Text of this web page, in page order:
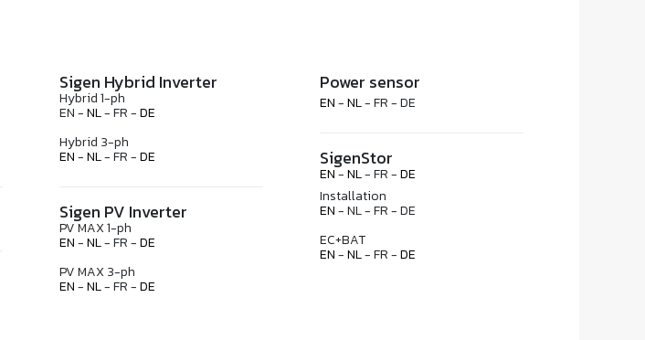
Sigen Hybrid Inverter
Hybrid 1-ph
EN -NL- FR -DE
Hybrid 3-ph
EN-NL- FR -DE
Sigen PV Inverter
PV MAX 1-ph
EN-NL- FR -DE
PV MAX 3-ph
EN-NL- FR -DE
Power sensor
EN-NL- FR - DE
SigenStor
EN-NL- FR -DE
Installation
EN- NL - FR - DE
EC+BAT
EN-NL- FR -DE